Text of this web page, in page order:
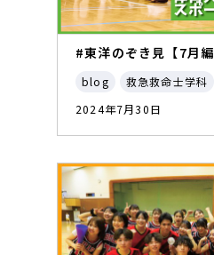
#東洋のぞき見【7月編
blog 救急救命士学科
2024年7月30日